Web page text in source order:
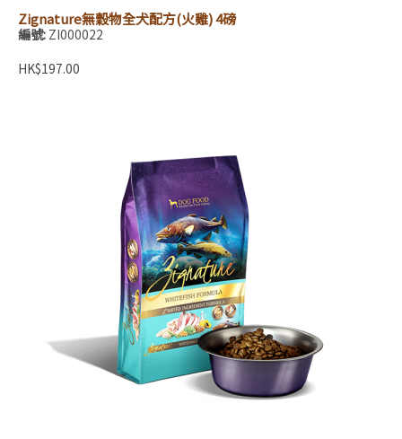
Zignature無穀物全犬配方(火雞) 4磅
編號: ZI000022
HK$197.00